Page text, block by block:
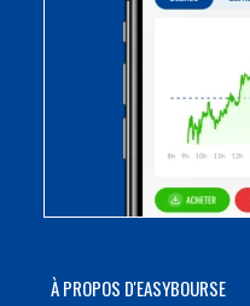
À PROPOS D'EASYBOURSE